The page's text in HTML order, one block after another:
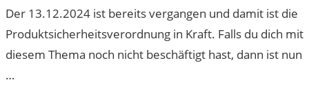
Der 13.12.2024 ist bereits vergangen und damit ist die
Produktsicherheitsverordnung in Kraft. Falls du dich mit
diesem Thema noch nicht beschäftigt hast, dann ist nun
…